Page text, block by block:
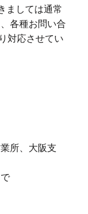
ましては通常
各種お問い合
対応させてい
所、大阪支